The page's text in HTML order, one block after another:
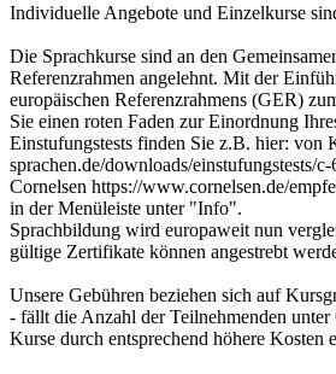
Individuelle Angebote und Einzelkurse
Die Sprachkurse sind an den
Referenzrahmen angelehnt. Mit der
europäischen Referenzrahmens (GER)
Sie einen roten Faden zur Einordnung
Einstufungstests finden Sie z.B. hier: von
sprachen.de/downloads/einstufungstests/
Cornelsen https://www.cornelsen.de/
in der Menüleiste unter "Info".
Sprachbildung wird europaweit nun
gültige Zertifikate können angestrebt
Unsere Gebühren beziehen sich auf
- fällt die Anzahl der Teilnehmenden unter
Kurse durch entsprechend höhere Kosten